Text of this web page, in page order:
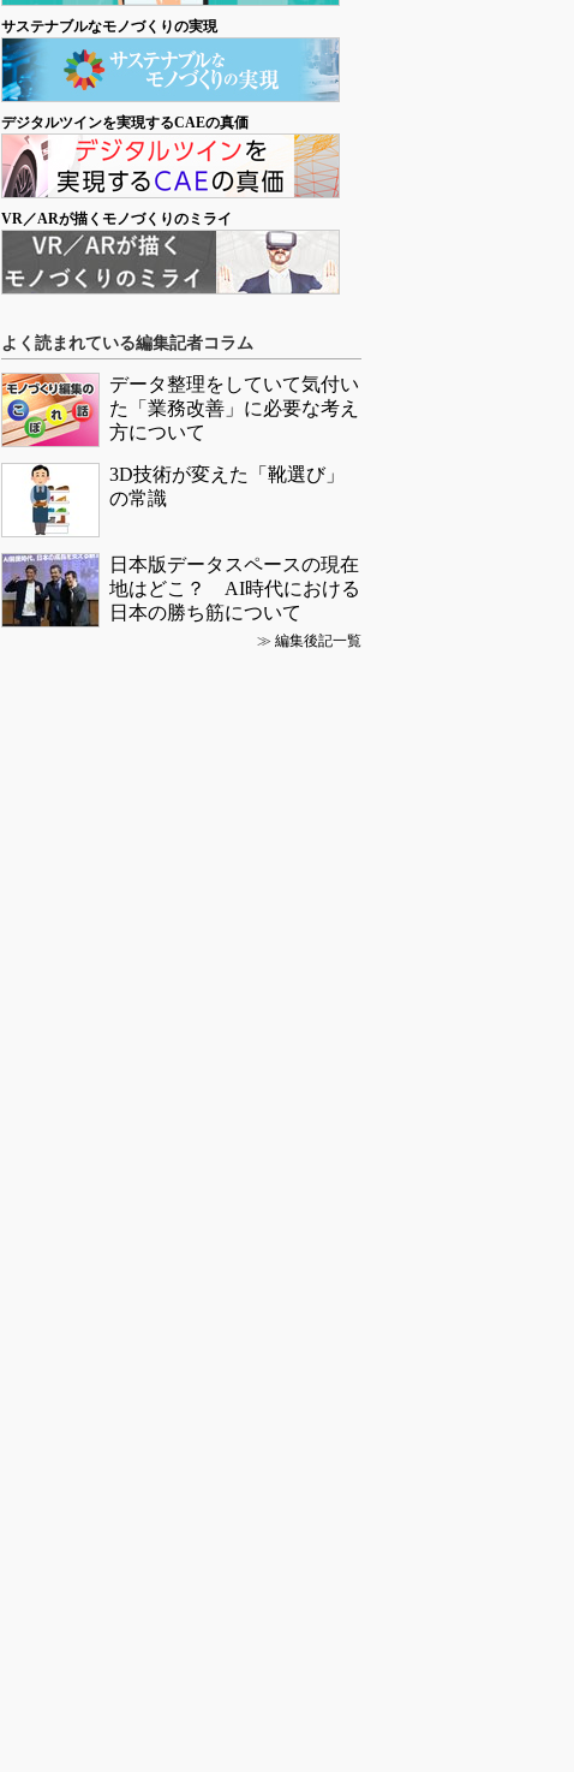
サステナブルなモノづくりの実現
デジタルツインを実現するCAEの真価
VR／ARが描くモノづくりのミライ
よく読まれている編集記者コラム
データ整理をしていて気付い
た「業務改善」に必要な考え
方について
3D技術が変えた「靴選び」
の常識
日本版データスペースの現在
地はどこ？ AI時代における
日本の勝ち筋について
≫ 編集後記一覧